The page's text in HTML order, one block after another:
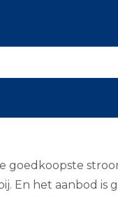
goedkoopste
En het aanbod is